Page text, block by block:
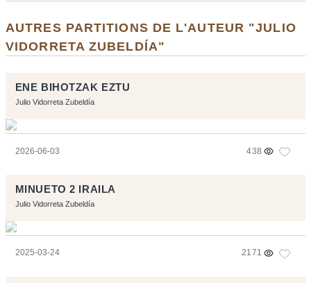
AUTRES PARTITIONS DE L'AUTEUR "JULIO
VIDORRETA ZUBELDÍA"
ENE BIHOTZAK EZTU
Julio Vidorreta Zubeldía
2026-06-03 438
MINUETO 2 IRAILA
Julio Vidorreta Zubeldía
2025-03-24 2171